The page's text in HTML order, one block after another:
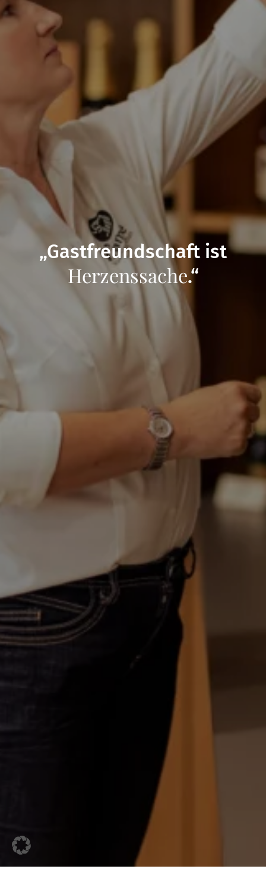
„Gastfreundschaft ist
Herzenssache.“